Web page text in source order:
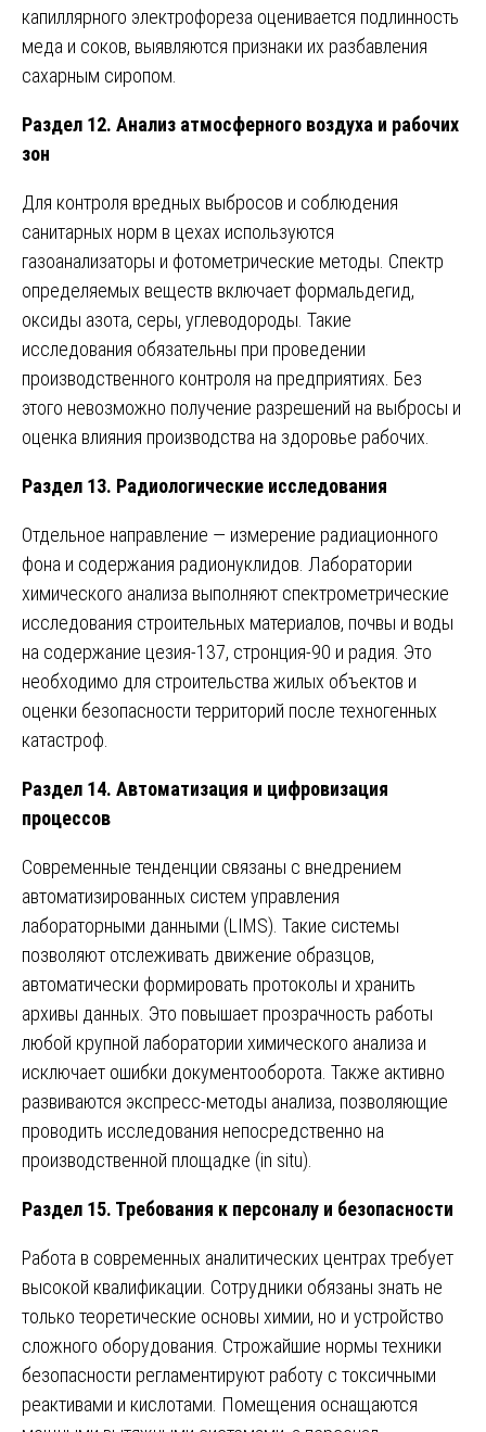
капиллярного электрофореза оценивается подлинность
меда и соков, выявляются признаки их разбавления
сахарным сиропом.
Раздел 12. Анализ атмосферного воздуха и рабочих
зон
Для контроля вредных выбросов и соблюдения
санитарных норм в цехах используются
газоанализаторы и фотометрические методы. Спектр
определяемых веществ включает формальдегид,
оксиды азота, серы, углеводороды. Такие
исследования обязательны при проведении
производственного контроля на предприятиях. Без
этого невозможно получение разрешений на выбросы и
оценка влияния производства на здоровье рабочих.
Раздел 13. Радиологические исследования
Отдельное направление — измерение радиационного
фона и содержания радионуклидов. Лаборатории
химического анализа выполняют спектрометрические
исследования строительных материалов, почвы и воды
на содержание цезия-137, стронция-90 и радия. Это
необходимо для строительства жилых объектов и
оценки безопасности территорий после техногенных
катастроф.
Раздел 14. Автоматизация и цифровизация
процессов
Современные тенденции связаны с внедрением
автоматизированных систем управления
лабораторными данными (LIMS). Такие системы
позволяют отслеживать движение образцов,
автоматически формировать протоколы и хранить
архивы данных. Это повышает прозрачность работы
любой крупной лаборатории химического анализа и
исключает ошибки документооборота. Также активно
развиваются экспресс-методы анализа, позволяющие
проводить исследования непосредственно на
производственной площадке (in situ).
Раздел 15. Требования к персоналу и безопасности
Работа в современных аналитических центрах требует
высокой квалификации. Сотрудники обязаны знать не
только теоретические основы химии, но и устройство
сложного оборудования. Строжайшие нормы техники
безопасности регламентируют работу с токсичными
реактивами и кислотами. Помещения оснащаются